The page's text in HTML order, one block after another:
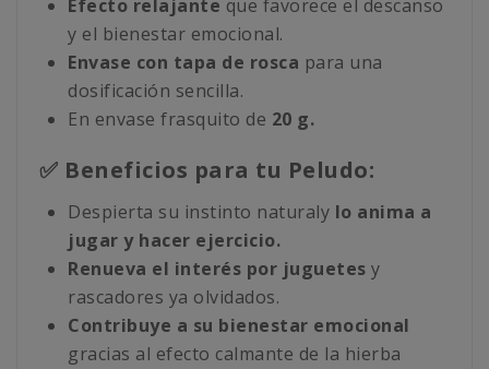
Efecto relajante que favorece el descanso
y el bienestar emocional.
Envase con tapa de rosca para una
dosificación sencilla.
En envase frasquito de 20 g.
✅ Beneficios para tu Peludo:
Despierta su instinto naturaly lo anima a
jugar y hacer ejercicio.
Renueva el interés por juguetes y
rascadores ya olvidados.
Contribuye a su bienestar emocional
gracias al efecto calmante de la hierba